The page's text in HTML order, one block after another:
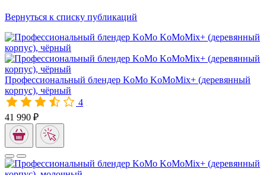
Вернуться к списку публикаций
Профессиональный блендер KoMo KoMoMix+ (деревянный
корпус), чёрный
4
41 990 ₽